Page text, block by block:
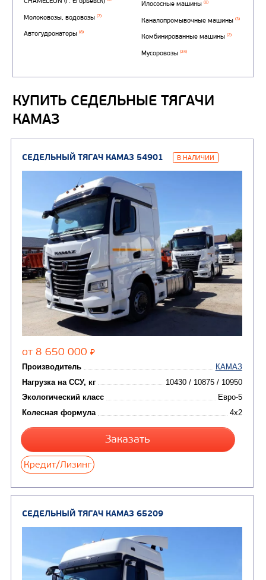
ГРУЗОВЫЕ АВТОМОБИЛИ
Самосвалы
Седельные тягачи(8)
Автофургоны(2)
Шасси(12)
АВТОБУСЫ
Вахтовые автобусы
АВТОЦИСТЕРНЫ
Автотопливозаправщики
CHAMELEON (г. Егорьевск)
Автогудронаторы
Автоцистерны для
газа
Нефтепромысловые
ТРАНСПОРТНАЯ
Автокраны
КОММУНАЛЬНАЯ
ТЕХНИКА
Комбинированные
машины(18)
Вакуумные машины
Комбинированные
Мусоровозы(24)
КУПИТЬ СЕДЕЛЬНЫЕ ТЯГАЧИ
КАМАЗ
СЕДЕЛЬНЫЙ ТЯГАЧ КАМАЗ 54901